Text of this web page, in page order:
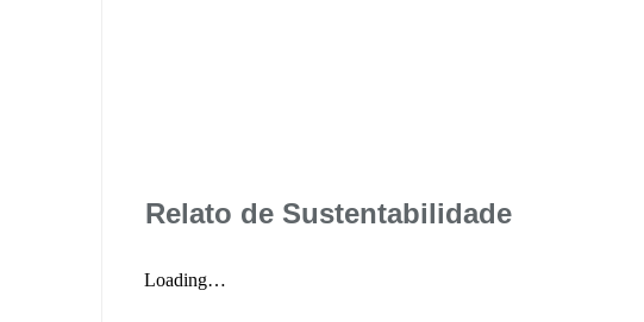
Relato de Sustentabilidade